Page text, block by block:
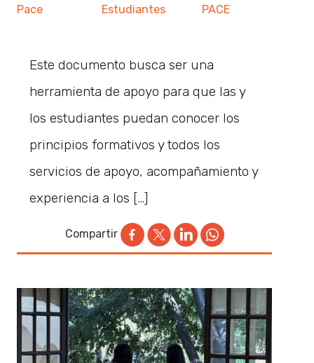
Pace
Estudiantes
PACE
Este documento busca ser una
herramienta de apoyo para que las y
los estudiantes puedan conocer los
principios formativos y todos los
servicios de apoyo, acompañamiento y
experiencia a los […]
Compartir